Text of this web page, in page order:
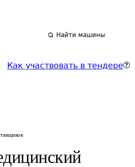
Найти машины
Как участвовать в тендере